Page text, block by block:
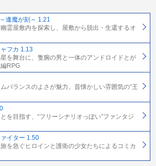
逢魔が刻～ 1.21
霊屋敷内を探索し、屋敷から脱出・生還するオ
フカ 1.13
を舞台に、隻腕の男と一体のアンドロイドとが
RPG
バランスのよさが魅力。昔懐かしい雰囲気の“王
を目指す、“フリーシナリオっぽい”ファンタジ
イター 1.50
を急ぐヒロインと護衛の少女たちによるコミカ